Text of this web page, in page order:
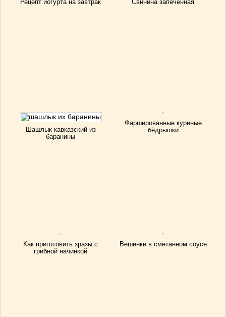
Рецепт йогурта на завтрак Свинина запечённая
Шашлык кавказский из
баранины
Фаршированные куриные
бёдрышки
Как приготовить зразы с
грибной начинкой
Вешенки в сметанном соусе